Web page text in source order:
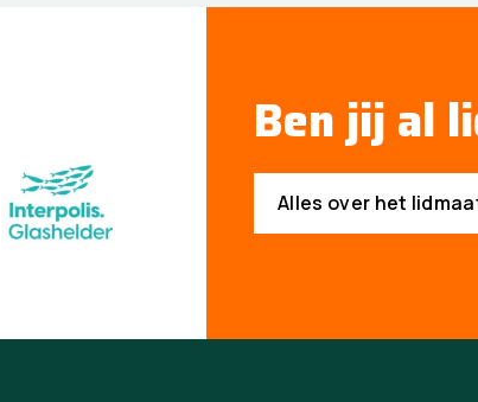
Ben jij al
Alles over het